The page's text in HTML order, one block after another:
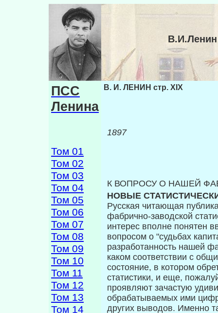
ПСС
Ленина
Том 01
Том 02
Том 03
Том 04
Том 05
Том 06
Том 07
Том 08
Том 09
Том 10
Том 11
Том 12
Том 13
Том 14
В. И. ЛЕНИН стр. XIX
1897
К ВОПРОСУ О НАШЕЙ
НОВЫЕ
Русская читающая
фабрич­но-заводской
интерес вполне понятен
вопросом о "судьбах
разработанность нашей
каком соответствии с
состояние, в котором
статистики, и еще,
проявляют зачастую
обрабатываемых ими
других выводов. Именно